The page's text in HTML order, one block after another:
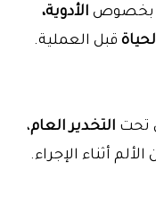
بخصوص الأدوية،
قبل العملية.
تحت التخدير العام،
أثناء الإجراء.